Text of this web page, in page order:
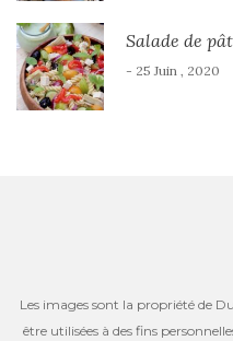
Salade de
- 25 Juin , 2020
Les images sont la propriété de
être utilisées à des fins